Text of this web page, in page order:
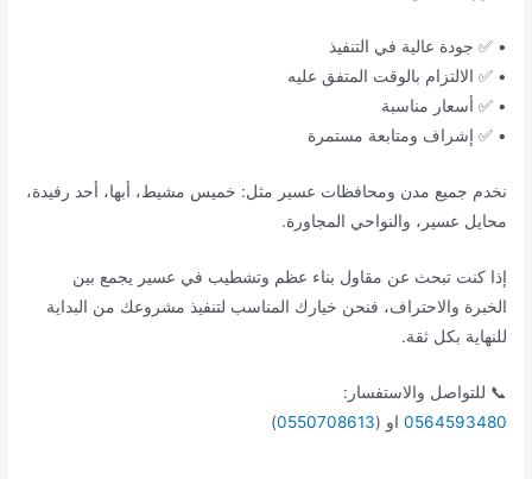
• ✅ جودة عالية في التنفيذ
• ✅ الالتزام بالوقت المتفق عليه
• ✅ أسعار مناسبة
• ✅ إشراف ومتابعة مستمرة
نخدم جميع مدن ومحافظات عسير مثل: خميس مشيط، أبها، أحد رفيدة،
محايل عسير، والنواحي المجاورة.
إذا كنت تبحث عن مقاول بناء عظم وتشطيب في عسير يجمع بين
الخبرة والاحتراف، فنحن خيارك المناسب لتنفيذ مشروعك من البداية
للنهاية بكل ثقة.
📞 للتواصل والاستفسار:
0564593480 او (0550708613
)